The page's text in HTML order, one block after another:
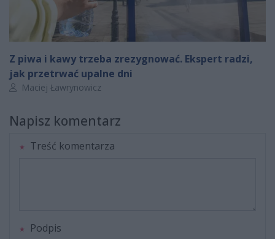
Z piwa i kawy trzeba zrezygnować. Ekspert radzi,
jak przetrwać upalne dni
Autor artykułu:
Maciej Ławrynowicz
Napisz komentarz
Treść komentarza
Podpis